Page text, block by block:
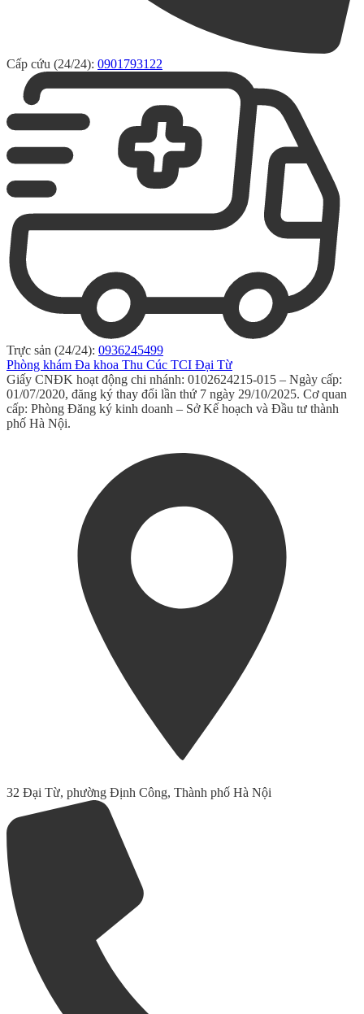
Cấp cứu (24/24): 0901793122
Trực sản (24/24): 0936245499
Phòng khám Đa khoa Thu Cúc TCI Đại Từ
Giấy CNĐK hoạt động chi nhánh: 0102624215-015 – Ngày cấp:
01/07/2020, đăng ký thay đổi lần thứ 7 ngày 29/10/2025. Cơ quan
cấp: Phòng Đăng ký kinh doanh – Sở Kế hoạch và Đầu tư thành
phố Hà Nội.
32 Đại Từ, phường Định Công, Thành phố Hà Nội